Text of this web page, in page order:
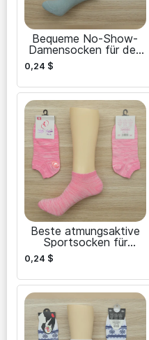
Bequeme No-Show-
Damensocken für den
täglichen Gebrauch
0,24 $
Beste atmungsaktive
Sportsocken für
0,24 $